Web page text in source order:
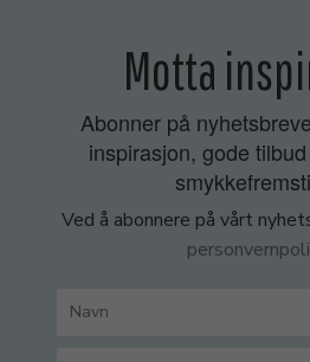
Motta
Abonner på
inspirasjon, gode
Ved å abonnere på vårt